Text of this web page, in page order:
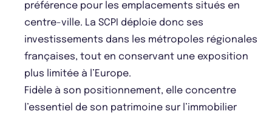
préférence pour les emplacements situés en
centre-ville. La SCPI déploie donc ses
investissements dans les métropoles régionales
françaises, tout en conservant une exposition
plus limitée à l’Europe.
Fidèle à son positionnement, elle concentre
l’essentiel de son patrimoine sur l’immobilier